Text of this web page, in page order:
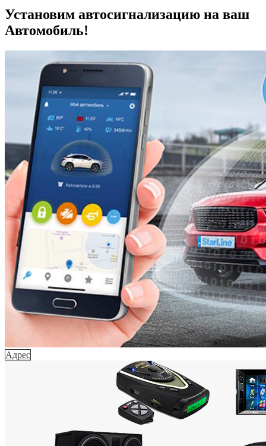
Установим автосигнализацию на ваш
Автомобиль!
Адрес